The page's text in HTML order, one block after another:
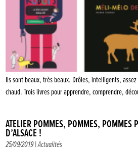
Ils sont beaux, très beaux. Drôles, intelligents,
chaud. Trois livres pour apprendre, comprendre,
ATELIER POMMES, POMMES, POMMES
D’ALSACE !
25/09/2019 |Actualités